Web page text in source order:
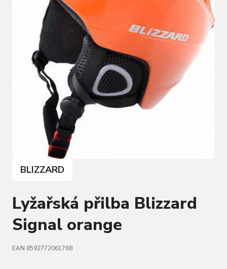
BLIZZARD
Lyžařská přilba Blizzard
Signal orange
EAN 8592772061768